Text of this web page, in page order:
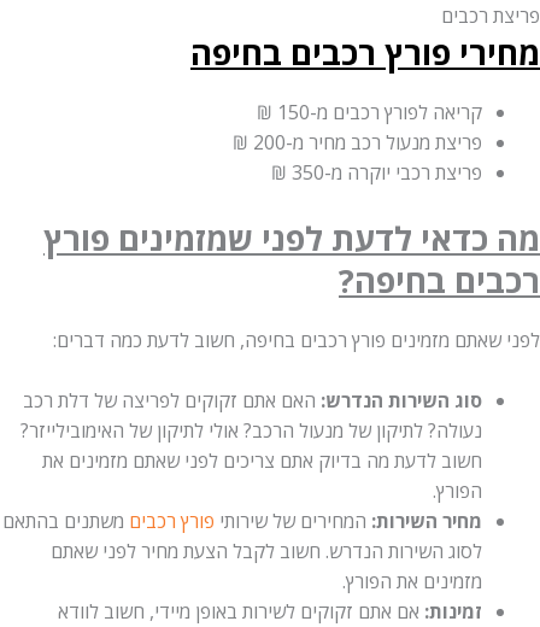
פריצת רכבים
מחירי פורץ רכבים בחיפה
קריאה לפורץ רכבים מ-150 ₪
פריצת מנעול רכב מחיר מ-200 ₪
פריצת רכבי יוקרה מ-350 ₪
מה כדאי לדעת לפני שמזמינים פורץ
רכבים בחיפה?
לפני שאתם מזמינים פורץ רכבים בחיפה, חשוב לדעת כמה דברים:
סוג השירות הנדרש: האם אתם זקוקים לפריצה של דלת רכב
נעולה? לתיקון של מנעול הרכב? אולי לתיקון של האימובילייזר?
חשוב לדעת מה בדיוק אתם צריכים לפני שאתם מזמינים את
הפורץ.
מחיר השירות: המחירים של שירותי פורץ רכבים משתנים בהתאם
לסוג השירות הנדרש. חשוב לקבל הצעת מחיר לפני שאתם
מזמינים את הפורץ.
זמינות: אם אתם זקוקים לשירות באופן מיידי, חשוב לוודא